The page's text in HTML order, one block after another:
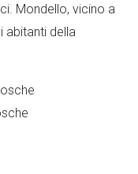
Mondello, vicino a
abitanti della